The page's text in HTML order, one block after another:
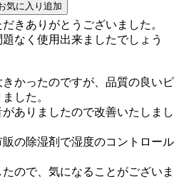
きありがとうございました。
なく使用出来ましたでしょう
かったのですが、品質の良いピ
した。
ありましたので改善いたしまし
の除湿剤で湿度のコントロール
ので、気になることがございま